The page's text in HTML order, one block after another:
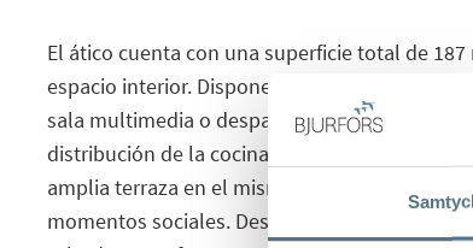
El ático cuenta con una superficie total de 187
espacio interior. Dispone de dos dormitorios y
sala multimedia o despacho independiente
distribución de la cocina, el comedor y el salón
amplia terraza en el mismo nivel, perfecta
momentos sociales. Desde la terraza, se